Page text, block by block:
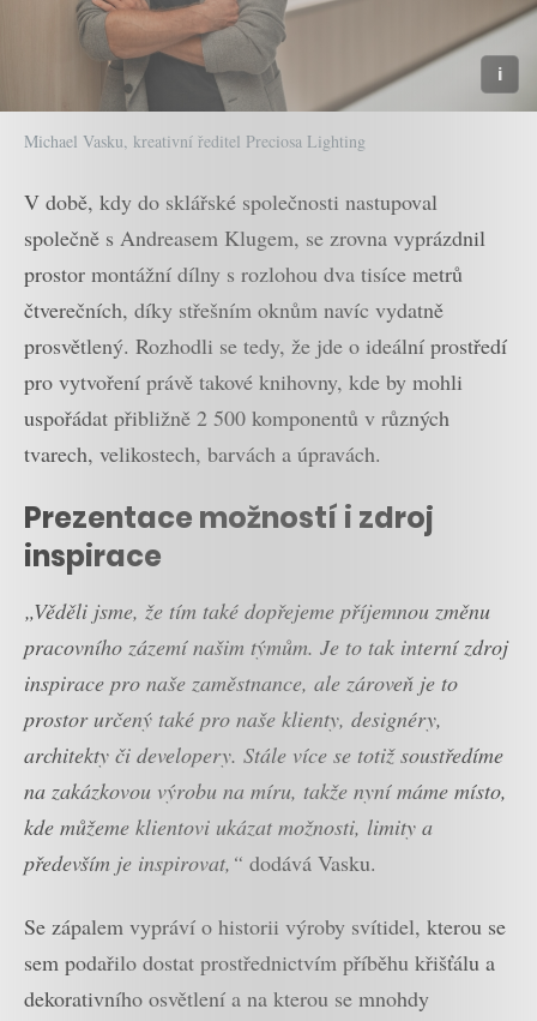
Michael Vasku, kreativní ředitel Preciosa Lighting
V době, kdy do sklářské společnosti nastupoval
společně s Andreasem Klugem, se zrovna vyprázdnil
prostor montážní dílny s rozlohou dva tisíce metrů
čtverečních, díky střešním oknům navíc vydatně
prosvětlený. Rozhodli se tedy, že jde o ideální prostředí
pro vytvoření právě takové knihovny, kde by mohli
uspořádat přibližně 2 500 komponentů v různých
tvarech, velikostech, barvách a úpravách.
Prezentace možností i zdroj
inspirace
„Věděli jsme, že tím také dopřejeme příjemnou změnu
pracovního zázemí našim týmům. Je to tak interní zdroj
inspirace pro naše zaměstnance, ale zároveň je to
prostor určený také pro naše klienty, designéry,
architekty či developery. Stále více se totiž soustředíme
na zakázkovou výrobu na míru, takže nyní máme místo,
kde můžeme klientovi ukázat možnosti, limity a
především je inspirovat,“ dodává Vasku.
Se zápalem vypráví o historii výroby svítidel, kterou se
sem podařilo dostat prostřednictvím příběhu křišťálu a
dekorativního osvětlení a na kterou se mnohdy